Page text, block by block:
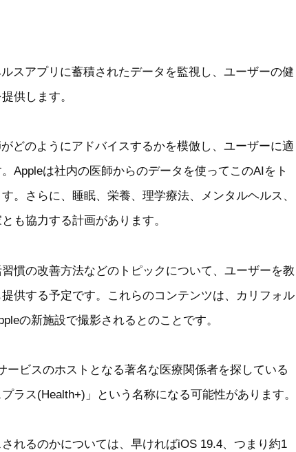
スアプリに蓄積されたデータを監視し、ユーザーの健
供します。
どのようにアドバイスするかを模倣し、ユーザーに適
Appleは社内の医師からのデータを使ってこのAIをト
。さらに、睡眠、栄養、理学療法、メンタルヘルス、
も協力する計画があります。
慣の改善方法などのトピックについて、ユーザーを教
供する予定です。これらのコンテンツは、カリフォル
の新施設で撮影されるとのことです。
ービスのホストとなる著名な医療関係者を探している
ラス(Health+)」という名称になる可能性があります。
れるのかについては、早ければiOS 19.4、つまり約1